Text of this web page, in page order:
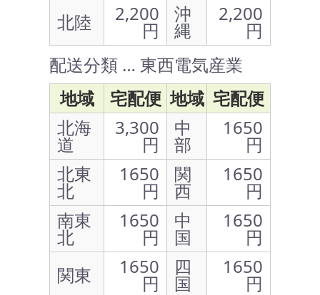
北陸
2,200
円
沖
縄
2,200
円
配送分類 … 東西電気産業
地域
宅配便 地域 宅配便
北海
道
3,300
円
中
部
1650
円
北東
北
1650
円
関
西
1650
円
南東
北
1650
円
中
国
1650
円
関東
1650
円
四
国
1650
円